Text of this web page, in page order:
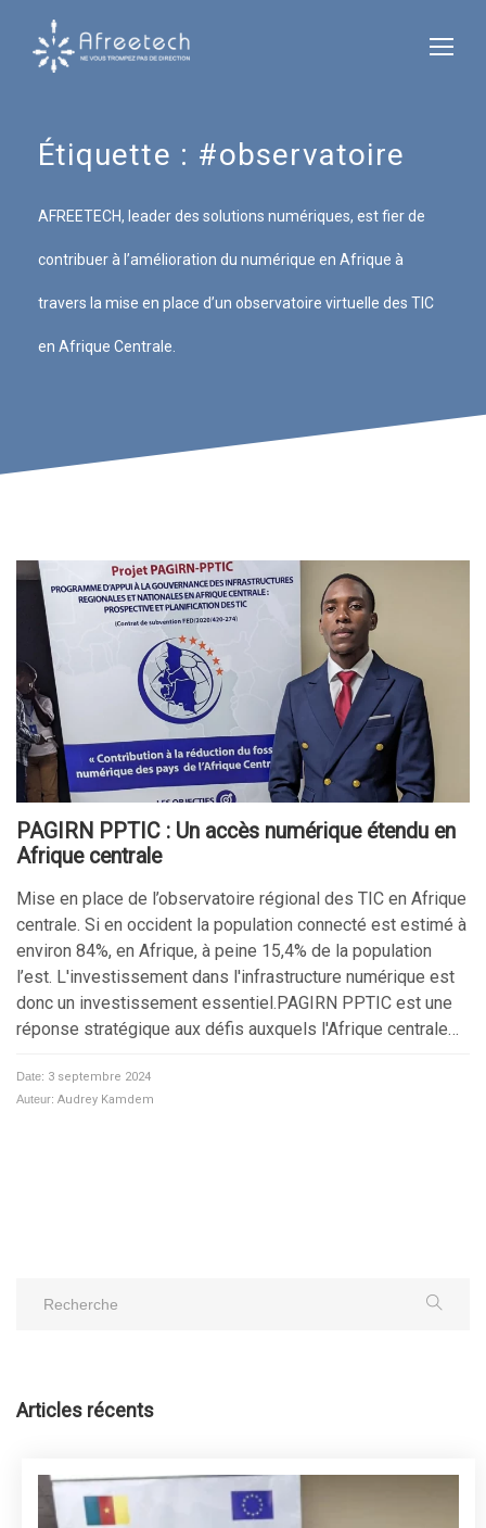
Étiquette : #observatoire
AFREETECH, leader des solutions numériques, est fier de
contribuer à l’amélioration du numérique en Afrique à
travers la mise en place d’un observatoire virtuelle des TIC
en Afrique Centrale.
PAGIRN PPTIC : Un accès numérique étendu en
Afrique centrale
Mise en place de l’observatoire régional des TIC en Afrique
centrale. Si en occident la population connecté est estimé à
environ 84%, en Afrique, à peine 15,4% de la population
l’est. L'investissement dans l'infrastructure numérique est
donc un investissement essentiel.PAGIRN PPTIC est une
réponse stratégique aux défis auxquels l'Afrique centrale…
Date: 3 septembre 2024
Auteur: Audrey Kamdem
Articles récents